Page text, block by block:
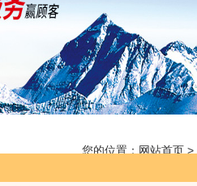
您的位置： 网站首页 >